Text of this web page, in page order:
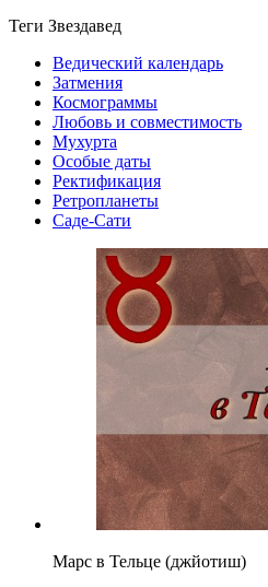
Теги Звездавед
Ведический календарь
Затмения
Космограммы
Любовь и совместимость
Мухурта
Особые даты
Ректификация
Ретропланеты
Саде-Сати
Марс в Тельце (джйотиш)